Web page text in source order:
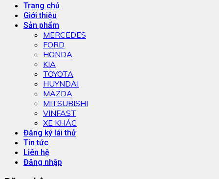
Trang chủ
Giới thiệu
Sản phẩm
MERCEDES
FORD
HONDA
KIA
TOYOTA
HUYNDAI
MAZDA
MITSUBISHI
VINFAST
XE KHÁC
Đăng ký lái thử
Tin tức
Liên hệ
Đăng nhập